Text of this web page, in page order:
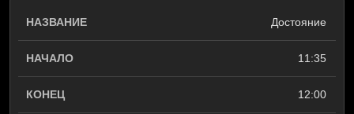
Достояние
11:35
12:00